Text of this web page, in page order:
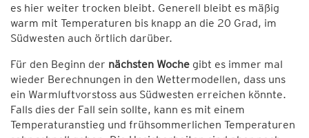
es hier weiter trocken bleibt. Generell bleibt es mäßig
warm mit Temperaturen bis knapp an die 20 Grad, im
Südwesten auch örtlich darüber.
Für den Beginn der nächsten Woche gibt es immer mal
wieder Berechnungen in den Wettermodellen, dass uns
ein Warmluftvorstoss aus Südwesten erreichen könnte.
Falls dies der Fall sein sollte, kann es mit einem
Temperaturanstieg und frühsommerlichen Temperaturen